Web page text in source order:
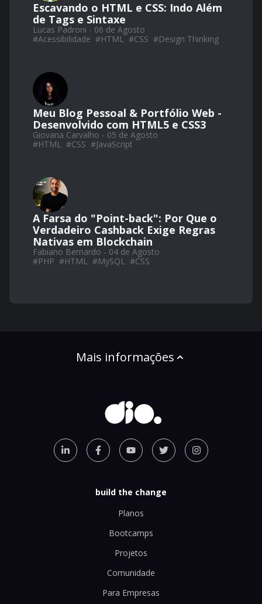
Escavando o HTML e CSS: Indo Além
de Tags e Sintaxe
Lucas Padroni - 06 de Agosto
#Acessibilidade #HTML #CSS #Design Thinking
Meu Blog Pessoal & Portfólio Web -
Desenvolvido com HTML5 e CSS3
Giovana Carvalho - 05 de Agosto
#HTML #CSS #JavaScript
A Farsa do "Point-back": Por Que o
Verdadeiro Cashback Exige Regras
Nativas em Blockchain
Fabiano Bernardo - 04 de Agosto
#PHP #HTML #MySQL #CSS
Mais informações
build the change
Planos
Bootcamps
Projetos
Comunidade
Para Empresas